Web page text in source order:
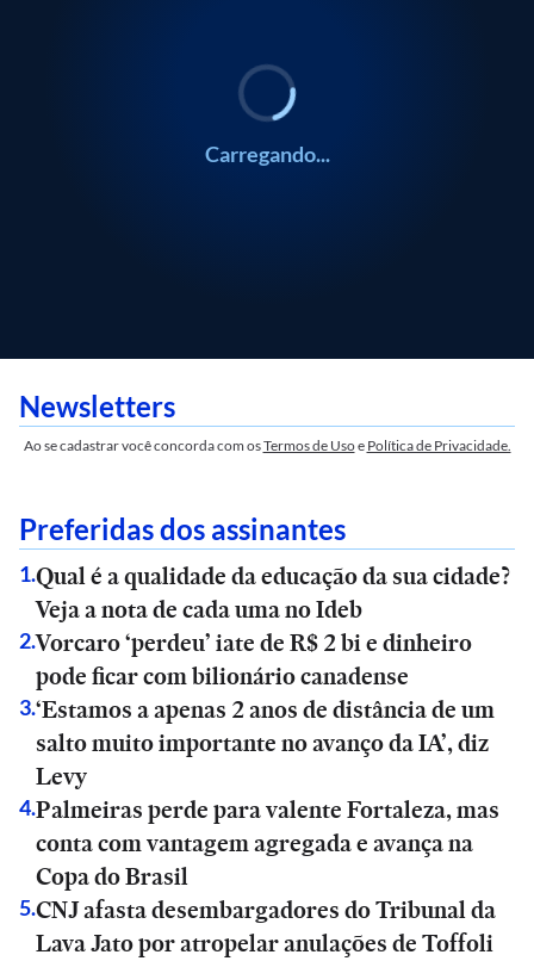
Carregando...
Newsletters
Ao se cadastrar você concorda com osTermos de Usoe Política de Privacidade.
Preferidas dos assinantes
1.Qual é a qualidade da educação da sua cidade?
Veja a nota de cada uma no Ideb
2.Vorcaro ‘perdeu’ iate de R$ 2 bi e dinheiro
pode ficar com bilionário canadense
3.‘Estamos a apenas 2 anos de distância de um
salto muito importante no avanço da IA’, diz
Levy
4.Palmeiras perde para valente Fortaleza, mas
conta com vantagem agregada e avança na
Copa do Brasil
5.CNJ afasta desembargadores do Tribunal da
Lava Jato por atropelar anulações de Toffoli